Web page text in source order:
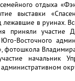
отдыха
выставки
в руинах.
приняли участие
Восточного
фотошкола
начальник